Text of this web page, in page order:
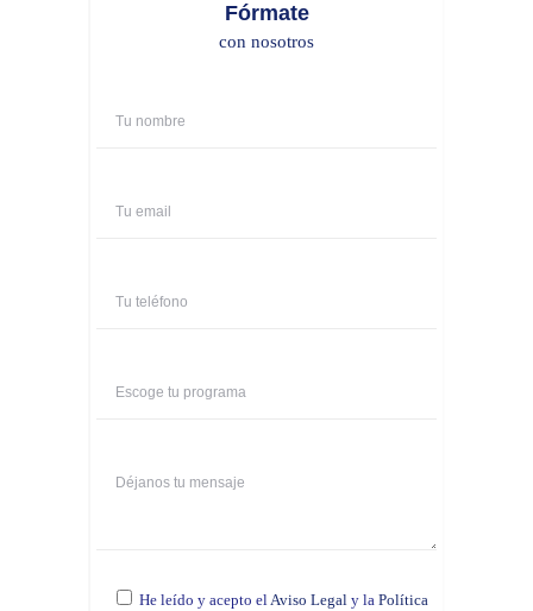
Fórmate
con nosotros
He leído y acepto elAviso Legal y la Política